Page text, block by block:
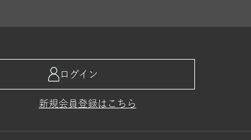
ログイン
新規会員登録はこちら